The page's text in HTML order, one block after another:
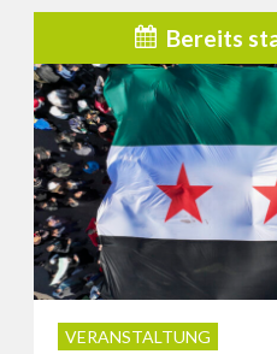
Bereits
VERANSTALTUNG